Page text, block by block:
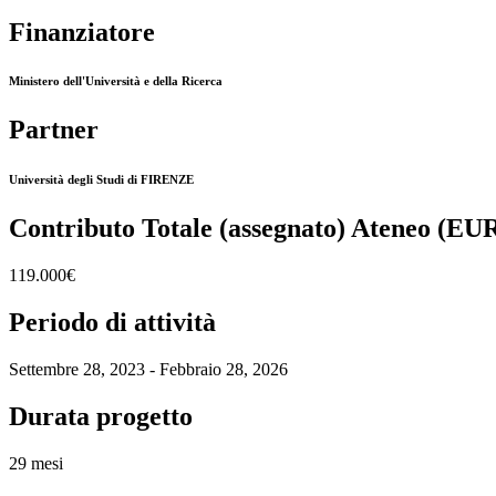
Finanziatore
Ministero dell'Università e della Ricerca
Partner
Università degli Studi di FIRENZE
Contributo Totale (assegnato) Ateneo
119.000€
Periodo di attività
Settembre 28, 2023 - Febbraio 28, 2026
Durata progetto
29 mesi